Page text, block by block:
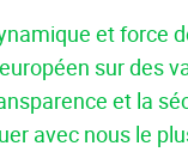
et force
sur des
et la
avec nous le